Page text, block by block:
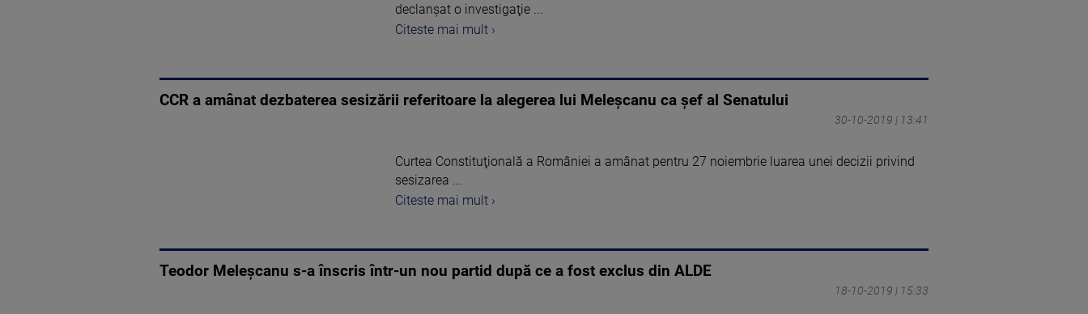
declanşat o investigaţie ...
Citeste mai mult ›
CCR a amânat dezbaterea sesizării referitoare la alegerea lui Meleşcanu ca șef al Senatului
30-10-2019 | 13:41
Curtea Constituţională a României a amânat pentru 27 noiembrie luarea unei decizii privind
sesizarea ...
Citeste mai mult ›
Teodor Meleșcanu s-a înscris într-un nou partid după ce a fost exclus din ALDE
18-10-2019 | 15:33